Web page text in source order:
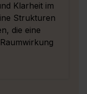
Klarheit im
Strukturen
die eine